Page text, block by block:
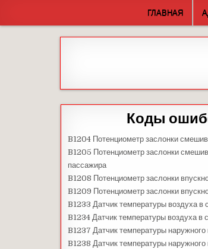
content
ГЛАВНАЯ
Коды
B1204 Потенциометр заслонки
B1205 Потенциометр заслонки
пассажира
B1208 Потенциометр заслонки
B1209 Потенциометр заслонки
B1233 Датчик температуры воздуха в
B1234 Датчик температуры воздуха в
B1237 Датчик температуры наружного
B1238 Датчик температуры